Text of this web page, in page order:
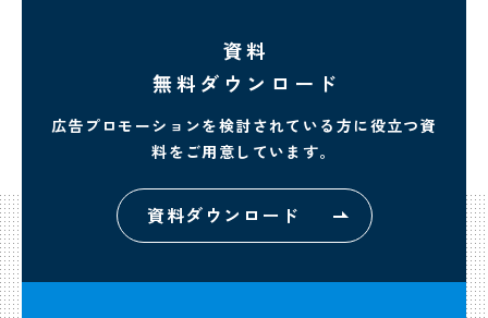
資料
無料ダウンロード
広告プロモーションを検討されている方に役立つ資
料をご用意しています。
資料ダウンロード